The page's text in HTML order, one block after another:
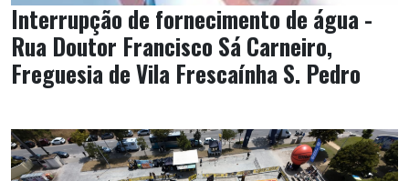
Interrupção de fornecimento de água -
Rua Doutor Francisco Sá Carneiro,
Freguesia de Vila Frescaínha S. Pedro